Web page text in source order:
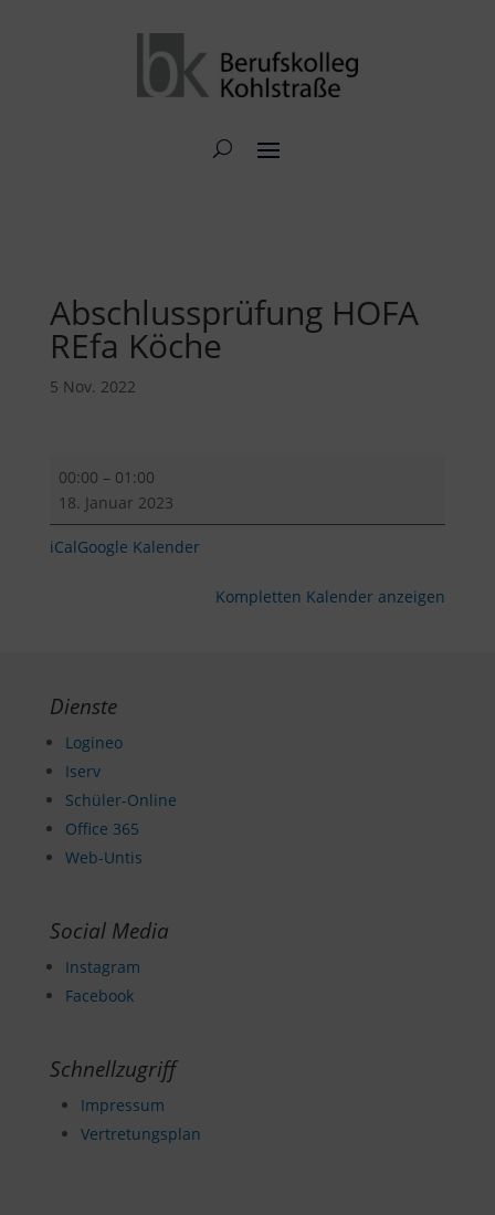
Abschlussprüfung HOFA
REfa Köche
5 Nov. 2022
Abschlussprüfung
HOFA
Köche
00:00 – 01:00
18. Januar 2023
iCalGoogle Kalender
Kompletten Kalender anzeigen
Dienste
Logineo
Iserv
Schüler-Online
Office 365
Web-Untis
Social Media
Instagram
Facebook
Schnellzugriff
Impressum
Vertretungsplan